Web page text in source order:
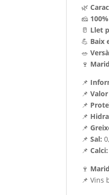
🌿
🧀
🥛 Llet
💪 Baix
🥗
🍷
📌
📌
📌
📌
📌
📌Sal:
📌Calci:
🍷
📌 Vins